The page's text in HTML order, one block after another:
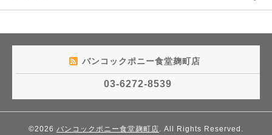
バンコックポニー食堂麹町店
03-6272-8539
©2026 バンコックポニー食堂麹町店. All Rights Reserved.